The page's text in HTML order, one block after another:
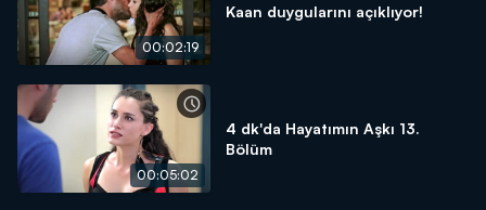
00:02:19
Kaan duygularını açıklıyor!
00:05:02
4 dk'da Hayatımın Aşkı 13.
Bölüm